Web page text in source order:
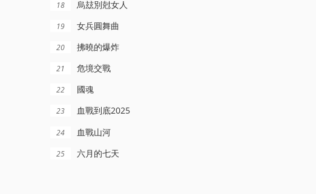
18 烏玆別尅女人
19 女兵圓舞曲
20 拂曉的爆炸
21 危境交戰
22 國魂
23 血戰到底2025
24 血戰山河
25 六月的七天